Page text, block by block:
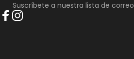
Suscríbete a nuestra lista de correo